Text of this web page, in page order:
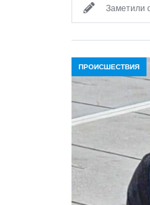
Заметили
ПРОИСШЕСТВИЯ